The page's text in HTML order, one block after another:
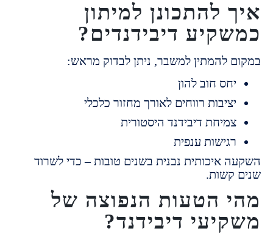
להתכונן למיתון
דיבידנדים?
להמתין למשבר, ניתן לבדוק מראש:
יחס חוב להון
יציבות רווחים לאורך מחזור כלכלי
צמיחת דיבידנד היסטורית
רגישות ענפית
איכותית נבנית בשנים טובות – כדי לשרוד
הטעות הנפוצה של
דיבידנד?